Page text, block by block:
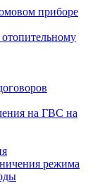
приборе
отопительному
на ГВС на
режима